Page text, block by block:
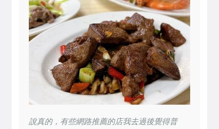
說真的，有些網路推薦的店我去過後覺得普